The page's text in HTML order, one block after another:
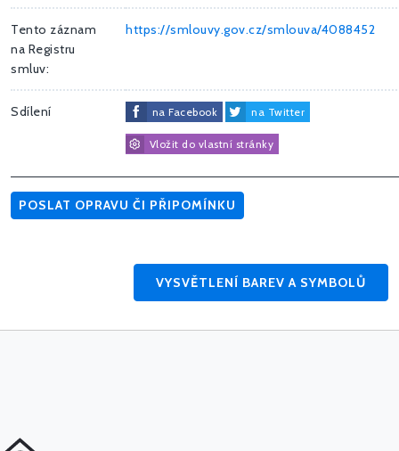
Tento záznam
na Registru
smluv:
https://smlouvy.gov.cz/smlouva/4088452
Sdílení na Facebook na Twitter
Vložit do vlastní stránky
POSLAT OPRAVU ČI PŘIPOMÍNKU
VYSVĚTLENÍ BAREV A SYMBOLŮ